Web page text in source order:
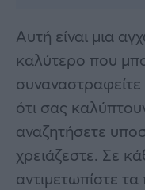
Αυτή είναι μια
καλύτερο που
ότι σας
αναζητήσετε
χρειάζεστε. Σε
αντιμετωπίστε